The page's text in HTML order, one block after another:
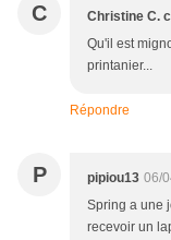
C Christine C.
Qu'il est
printanier...
Répondre
P pipiou13 06/
Spring a une
recevoir un